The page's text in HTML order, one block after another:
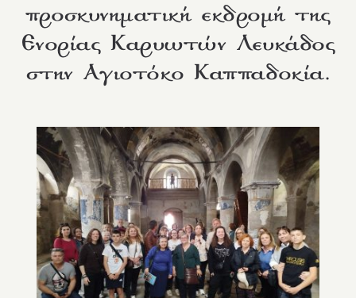
προσκυνηματική εκδρομή της
Ενορίας Καρυωτών Λευκάδος
στην Αγιοτόκο Καππαδοκία.